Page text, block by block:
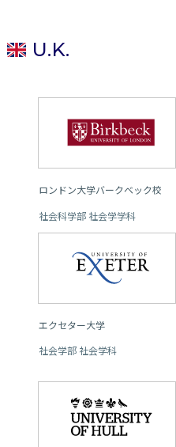
U.K.
ロンドン大学バークベック校
社会科学部 社会学学科
エクセター大学
社会学部 社会学科